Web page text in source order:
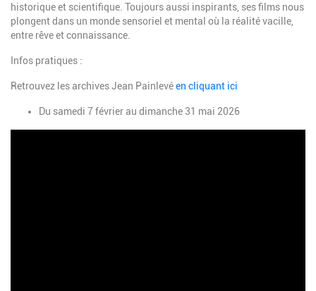
historique et scientifique. Toujours aussi inspirants, ses films nous
plongent dans un monde sensoriel et mental où la réalité vacille,
entre rêve et connaissance.
​Infos pratiques :
Retrouvez les archives Jean Painlevéen cliquant ici
Du samedi 7 février au dimanche 31 mai 2026